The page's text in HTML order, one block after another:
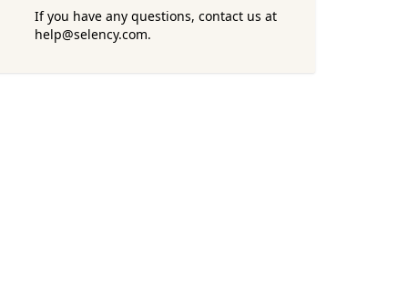
If you have any questions, contact us at
help@selency.com.